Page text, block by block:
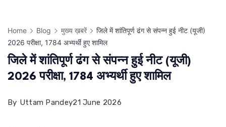
Home Blog मुख्य ख़बरें
जिले में शांतिपूर्ण ढंग से संपन्न हुई नीट (यूजी)
2026 परीक्षा, 1784 अभ्यर्थी हुए शामिल
जिले में शांतिपूर्ण ढंग से संपन्न हुई नीट (यूजी)
2026 परीक्षा, 1784 अभ्यर्थी हुए शामिल
By Uttam Pandey21 June 2026